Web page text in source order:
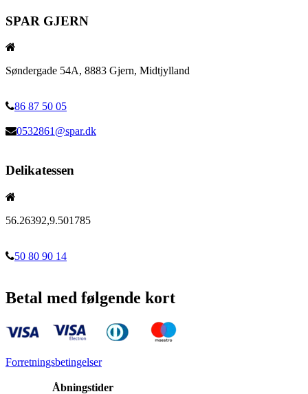
SPAR GJERN
Søndergade 54A, 8883 Gjern, Midtjylland
86 87 50 05
0532861@spar.dk
Delikatessen
56.26392,9.501785
50 80 90 14
Betal med følgende kort
Forretningsbetingelser
Åbningstider